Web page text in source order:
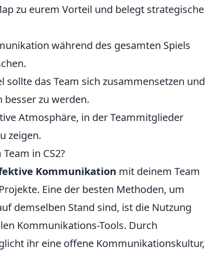
zu eurem Vorteil und belegt strategische
während des gesamten Spiels
sollte das Team sich zusammensetzen und
zu werden.
Atmosphäre, in der Teammitglieder
zeigen.
in CS2?
Kommunikation mit deinem Team
Eine der besten Methoden, um
demselben Stand sind, ist die Nutzung
Kommunikations-Tools. Durch
ihr eine offene Kommunikationskultur,